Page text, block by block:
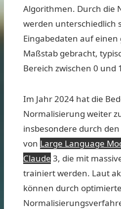
Algorithmen. Durch die
werden unterschiedlich
Eingabedaten auf
Maßstab gebracht,
Bereich zwischen 0 und
Im Jahr 2024 hat die
Normalisierung weiter
insbesondere durch
von Large Language
Claude 3, die mit
trainiert werden. Laut
können durch optimierte